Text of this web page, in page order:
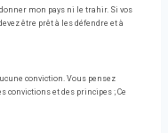
mon pays ni le trahir. Si vos
être prêt à les défendre et à
conviction. Vous pensez
convictions et des principes ; Ce